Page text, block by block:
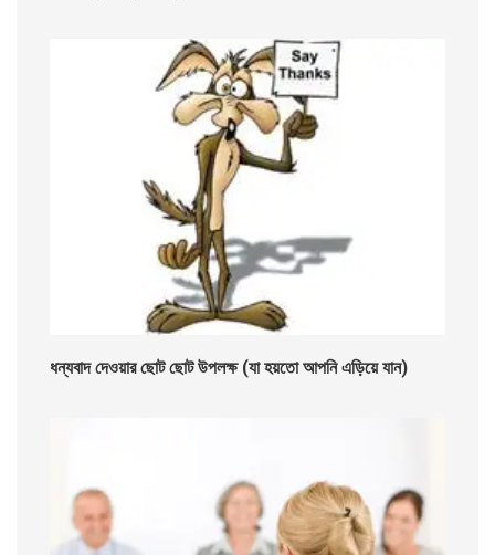
ধন্যবাদ দেওয়ার ছোট ছোট উপলক্ষ (যা হয়তো আপনি এড়িয়ে যান)